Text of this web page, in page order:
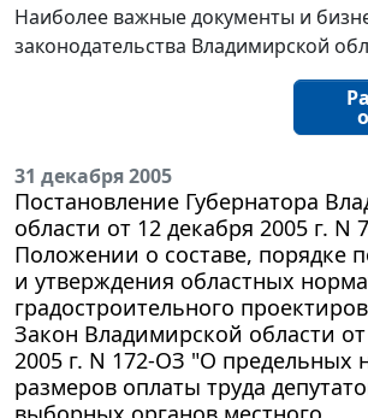
Наиболее важные документы и
законодательства Владимирской
31 декабря 2005
Постановление Губернатора
области от 12 декабря 2005 г. N
Положении о составе, порядке
и утверждения областных
градостроительного
Закон Владимирской области
2005 г. N 172-ОЗ "О предельных
размеров оплаты труда